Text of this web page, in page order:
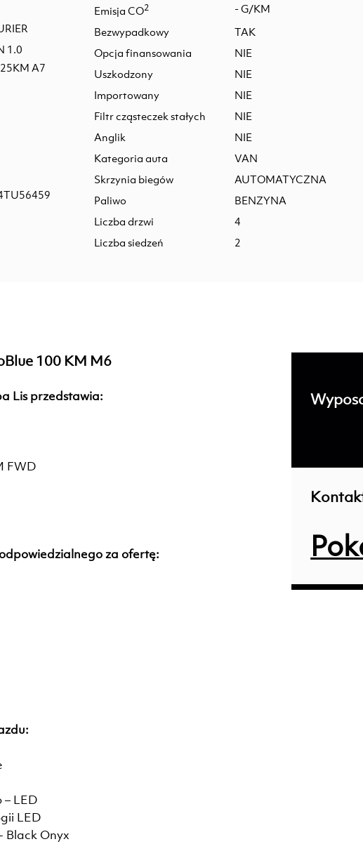
1.0
A7
Emisja CO2
- G/KM
Bezwypadkowy
TAK
Opcja finansowania
NIE
Uszkodzony
NIE
Importowany
NIE
Filtr cząsteczek stałych
NIE
Anglik
NIE
Kategoria auta
VAN
Skrzynia biegów
AUTOMATYCZNA
Paliwo
BENZYNA
Liczba drzwi
4
Liczba siedzeń
2
100 KM M6
Lis przedstawia:
FWD
za ofertę:
– LED
LED
Black Onyx